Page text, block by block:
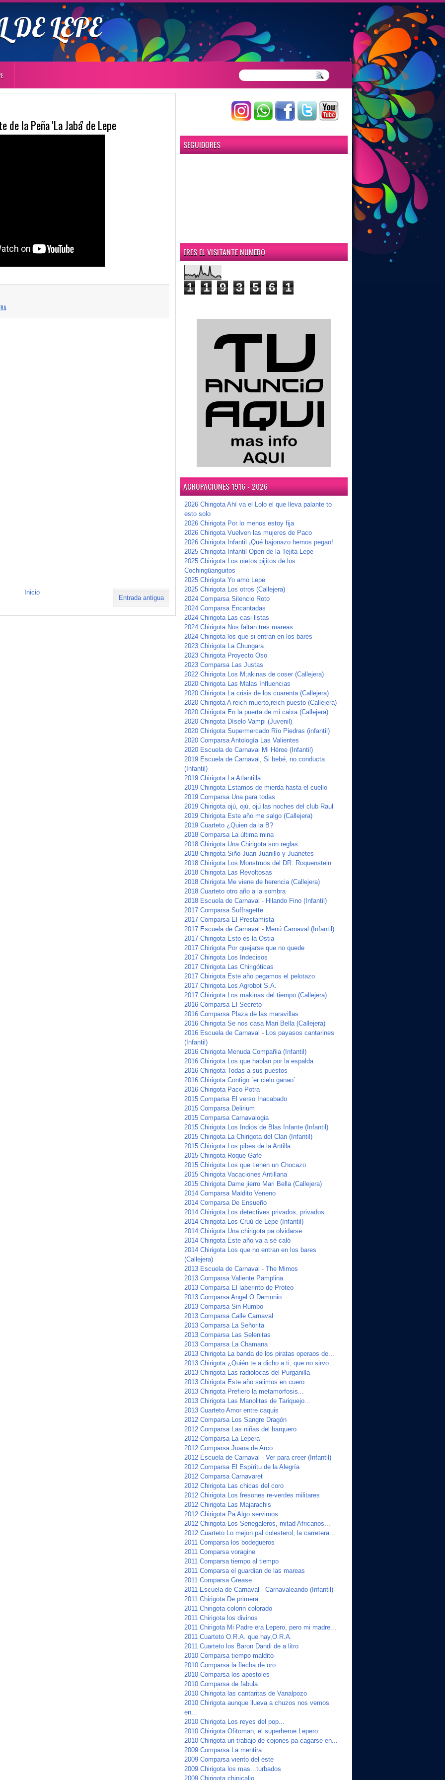
LEPE
la Peña 'La Jabá' de Lepe
Entrada antigua
Inicio
SEGUIDORES
ERES EL VISITANTE NUMERO
1 1 9 3 5 6 1
AGRUPACIONES 1916 - 2026
2026 Chirigota Ahí va el Lolo el que lleva palante to
esto solo
2026 Chirigota Por lo menos estoy fija
2026 Chirigota Vuelven las mujeres de Paco
2026 Chirigota Infantil ¡Qué bajonazo hemos pegao!
2025 Chirigota Infantil Open de la Tejita Lepe
2025 Chirigota Los nietos pijitos de los
Cochingüanguitos
2025 Chirigota Yo amo Lepe
2025 Chirigota Los otros (Callejera)
2024 Comparsa Silencio Roto
2024 Comparsa Encantadas
2024 Chirigota Las casi listas
2024 Chirigota Nos faltan tres mareas
2024 Chirigota los que si entran en los bares
2023 Chirigota La Chungara
2023 Chirigota Proyecto Oso
2023 Comparsa Las Justas
2022 Chirigota Los M;akinas de coser (Callejera)
2020 Chirigota Las Malas Influencias
2020 Chirigota La crisis de los cuarenta (Callejera)
2020 Chirigota A reich muerto,reich puesto (Callejera)
2020 Chirigota En la puerta de mi caixa (Callejera)
2020 Chirigota Díselo Vampi (Juvenil)
2020 Chirigota Supermercado Río Piedras (infantil)
2020 Comparsa Antología Las Valientes
2020 Escuela de Carnaval Mi Héroe (Infantil)
2019 Escuela de Carnaval, Si bebé, no conducta
(Infantil)
2019 Chirigota La Atlantilla
2019 Chirigota Estamos de mierda hasta el cuello
2019 Comparsa Una para todas
2019 Chirigota ojú, ojú, ojú las noches del club Raul
2019 Chirigota Este año me salgo (Callejera)
2019 Cuarteto ¿Quien da la B?
2018 Comparsa La última mina
2018 Chirigota Una Chirigota son reglas
2018 Chirigota Siño Juan Juanillo y Juanetes
2018 Chirigota Los Monstruos del DR. Roquenstein
2018 Chirigota Las Revoltosas
2018 Chirigota Me viene de herencia (Callejera)
2018 Cuarteto otro año a la sombra
2018 Escuela de Carnaval - Hilando Fino (Infantil)
2017 Comparsa Suffragette
2017 Comparsa El Prestamista
2017 Escuela de Carnaval - Menú Carnaval (Infantil)
2017 Chirigota Esto es la Ostia
2017 Chirigota Por quejarse que no quede
2017 Chirigota Los Indecisos
2017 Chirigota Las Chirigóticas
2017 Chirigota Este año pegamos el pelotazo
2017 Chirigota Los Agrobot S.A.
2017 Chirigota Los makinas del tiempo (Callejera)
2016 Comparsa El Secreto
2016 Comparsa Plaza de las maravillas
2016 Chirigota Se nos casa Mari Bella (Callejera)
2016 Escuela de Carnaval - Los payasos cantarines
(Infantil)
2016 Chirigota Menuda Compañia (Infantil)
2016 Chirigota Los que hablan por la espalda
2016 Chirigota Todas a sus puestos
2016 Chirigota Contigo `er cielo ganao´
2016 Chirigota Paco Potra
2015 Comparsa El verso Inacabado
2015 Comparsa Delirium
2015 Comparsa Carnavalogia
2015 Chirigota Los Indios de Blas Infante (Infantil)
2015 Chirigota La Chirigota del Clan (Infantil)
2015 Chirigota Los pibes de la Antilla
2015 Chirigota Roque Gafe
2015 Chirigota Los que tienen un Chocazo
2015 Chirigota Vacaciones Antillana
2015 Chirigota Dame jierro Mari Bella (Callejera)
2014 Comparsa Maldito Veneno
2014 Comparsa De Ensueño
2014 Chirigota Los detectives privados, privados...
2014 Chirigota Los Cruú de Lepe (Infantil)
2014 Chirigota Una chirigota pa olvidarse
2014 Chirigota Este año va a sé caló
2014 Chirigota Los que no entran en los bares
(Callejera)
2013 Escuela de Carnaval - The Mimos
2013 Comparsa Valiente Pamplina
2013 Comparsa El laberinto de Proteo
2013 Comparsa Angel O Demonio
2013 Comparsa Sin Rumbo
2013 Comparsa Calle Carnaval
2013 Comparsa La Señorita
2013 Comparsa Las Selenitas
2013 Comparsa La Chamana
2013 Chirigota La banda de los piratas operaos de...
2013 Chirigota ¿Quién te a dicho a ti, que no sirvo...
2013 Chirigota Las radiolocas del Purganilla
2013 Chirigota Este año salimos en cuero
2013 Chirigota Prefiero la metamorfosis...
2013 Chirigota Las Manolitas de Tariquejo...
2013 Cuarteto Amor entre caquis
2012 Comparsa Los Sangre Dragón
2012 Comparsa Las niñas del barquero
2012 Comparsa La Lepera
2012 Comparsa Juana de Arco
2012 Escuela de Carnaval - Ver para creer (Infantil)
2012 Comparsa El Espíritu de la Alegría
2012 Comparsa Carnavaret
2012 Chirigota Las chicas del coro
2012 Chirigota Los fresones re-verdes militares
2012 Chirigota Las Majarachis
2012 Chirigota Pa Algo servimos
2012 Chirigota Los Senegaleros, mitad Africanos...
2012 Cuarteto Lo mejon pal colesterol, la carretera...
2011 Comparsa los bodegueros
2011 Comparsa voragine
2011 Comparsa tiempo al tiempo
2011 Comparsa el guardian de las mareas
2011 Comparsa Grease
2011 Escuela de Carnaval - Carnavaleando (Infantil)
2011 Chirigota De primera
2011 Chirigota colorin colorado
2011 Chirigota los divinos
2011 Chirigota Mi Padre era Lepero, pero mi madre...
2011 Cuarteto O.R.A. que hay,O.R.A.
2011 Cuarteto los Baron Dandi de a litro
2010 Comparsa tiempo maldito
2010 Comparsa la flecha de oro
2010 Comparsa los apostoles
2010 Comparsa de fabula
2010 Chirigota las cantaritas de Vanalpozo
2010 Chirigota aunque llueva a chuzos nos vemos
en...
2010 Chirigota Los reyes del pop...
2010 Chirigota Ofitoman, el superheroe Lepero
2010 Chirigota un trabajo de cojones pa cagarse en...
2009 Comparsa La mentira
2009 Comparsa viento del este
2009 Chirigota los mas...turbados
2009 Chirigota chipicalio